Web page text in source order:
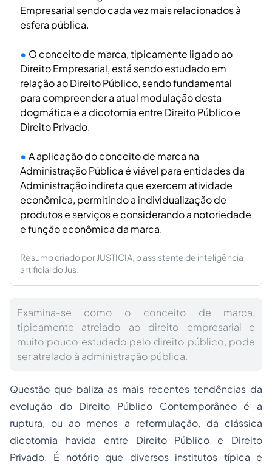
Empresarial sendo cada vez mais relacionados à
esfera pública.
O conceito de marca, tipicamente ligado ao
Direito Empresarial, está sendo estudado em
relação ao Direito Público, sendo fundamental
para compreender a atual modulação desta
dogmática e a dicotomia entre Direito Público e
Direito Privado.
A aplicação do conceito de marca na
Administração Pública é viável para entidades da
Administração indireta que exercem atividade
econômica, permitindo a individualização de
produtos e serviços e considerando a notoriedade
e função econômica da marca.
Resumo criado por JUSTICIA, o assistente de inteligência
artificial do Jus.
Examina-se como o conceito de marca,
tipicamente atrelado ao direito empresarial e
muito pouco estudado pelo direito público, pode
ser atrelado à administração pública.
Questão que baliza as mais recentes tendências da
evolução do Direito Público Contemporâneo é a
ruptura, ou ao menos a reformulação, da clássica
dicotomia havida entre Direito Público e Direito
Privado. É notório que diversos institutos típica e